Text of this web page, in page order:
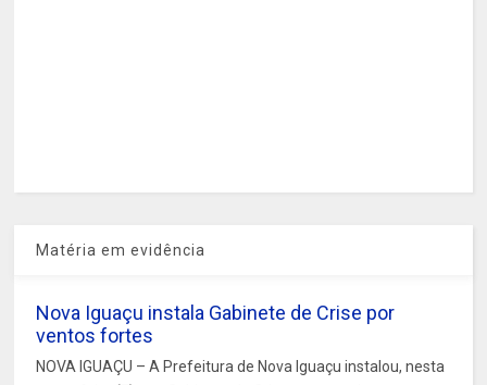
Matéria em evidência
Nova Iguaçu instala Gabinete de Crise por
ventos fortes
NOVA IGUAÇU – A Prefeitura de Nova Iguaçu instalou, nesta